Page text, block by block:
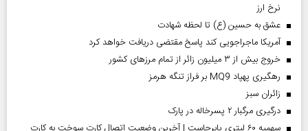
نرخ ارز
عشق به حسین (ع) تا لحظه شهادت
آمریکا ماجراجویی کند پاسخ مقتضی دریافت خواهد کرد
خروج بیش از ۳ میلیون زائر از تمام مرز‌های کشور
رهگیری پهپاد MQ9 بر فراز تنگه هرمز
‌زائران سبز
درگیری مرگبار ۲ پسرخاله در پارک